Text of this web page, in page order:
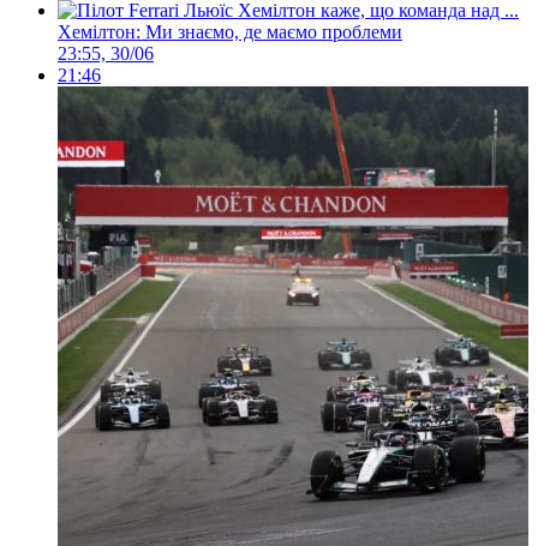
Хемілтон: Ми знаємо, де маємо проблеми
23:55, 30/06
21:46